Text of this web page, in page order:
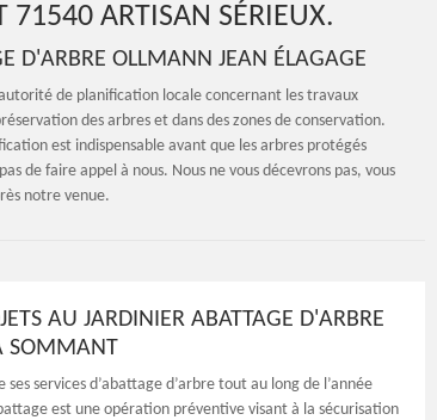
71540 ARTISAN SÉRIEUX.
D'ARBRE OLLMANN JEAN ÉLAGAGE
de planification locale concernant les travaux
des arbres et dans des zones de conservation.
est indispensable avant que les arbres protégés
de faire appel à nous. Nous ne vous décevrons pas, vous
notre venue.
AU JARDINIER ABATTAGE D'ARBRE
SOMMANT
services d’abattage d’arbre tout au long de l’année
est une opération préventive visant à la sécurisation